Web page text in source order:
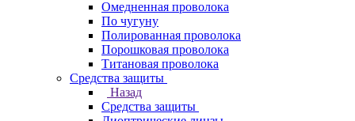
Омедненная проволока
По чугуну
Полированная проволока
Порошковая проволока
Титановая проволока
Средства защиты
Назад
Средства защиты